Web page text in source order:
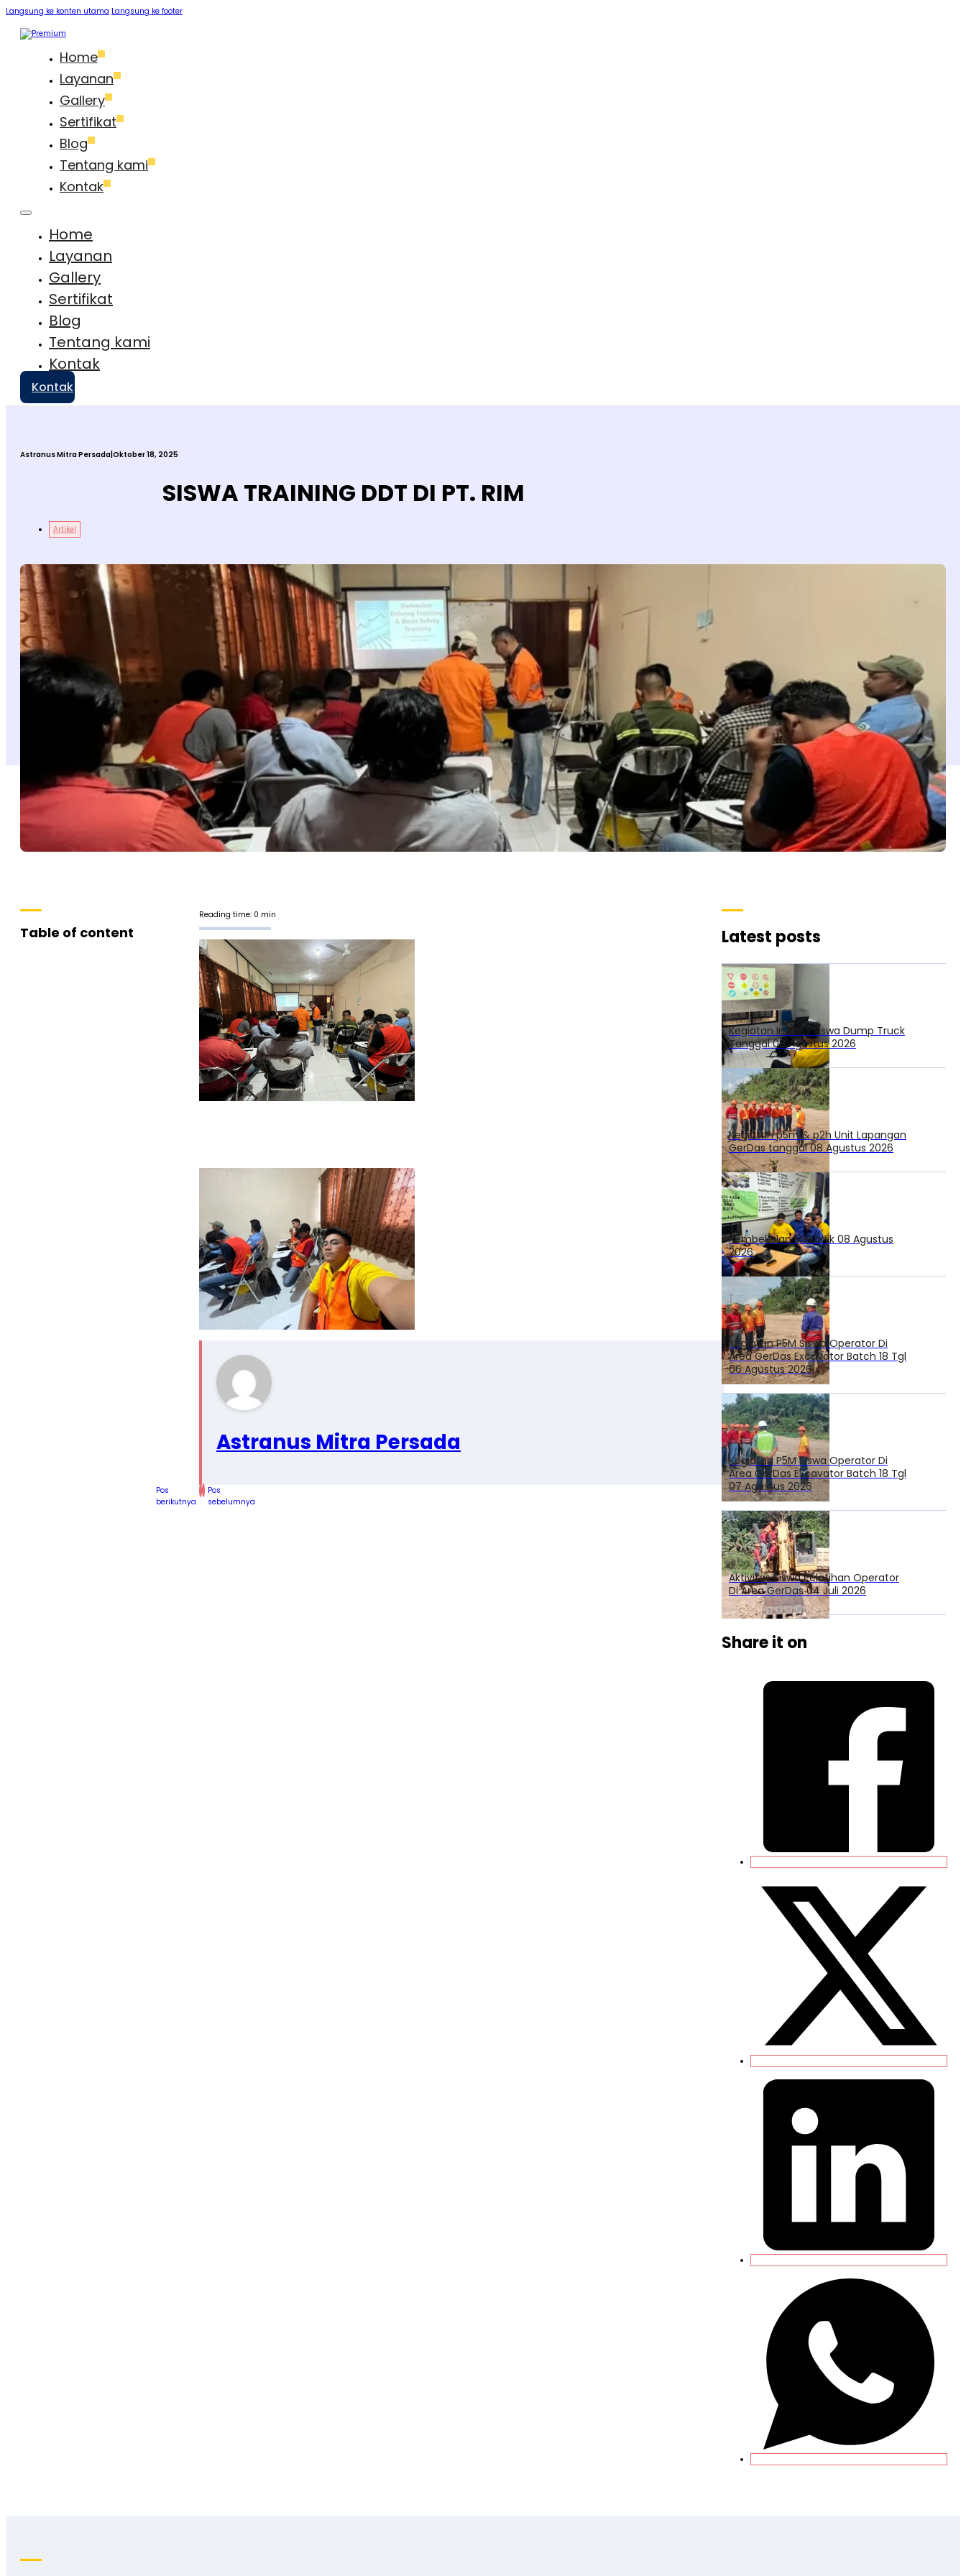
Langsung ke konten utama Langsung ke footer
Home
Layanan
Gallery
Sertifikat
Blog
Tentang kami
Kontak
Home
Layanan
Gallery
Sertifikat
Blog
Tentang kami
Kontak
Kontak
Astranus Mitra Persada Oktober 18, 2025
SISWA TRAINING DDT DI PT. RIM
Artikel
Table of content
Reading time: 0 min
Astranus Mitra Persada
Pos
sebelumnya
Pos
berikutnya
Latest posts
Kegiatan Inclass Siswa Dump Truck
Tanggal 08 Agustus 2026
Kegiatan p5m & p2h Unit Lapangan
GerDas tanggal 08 Agustus 2026
Pembekalan Mekanik 08 Agustus
2026
Kegiatan P5M Siswa Operator Di
Area GerDas Excavator Batch 18 Tgl
06 Agustus 2026
Kegiatan P5M Siswa Operator Di
Area GerDas Excavator Batch 18 Tgl
07 Agustus 2026
Aktivitas Siswa Pelatihan Operator
Di Area GerDas 04 Juli 2026
Share it on